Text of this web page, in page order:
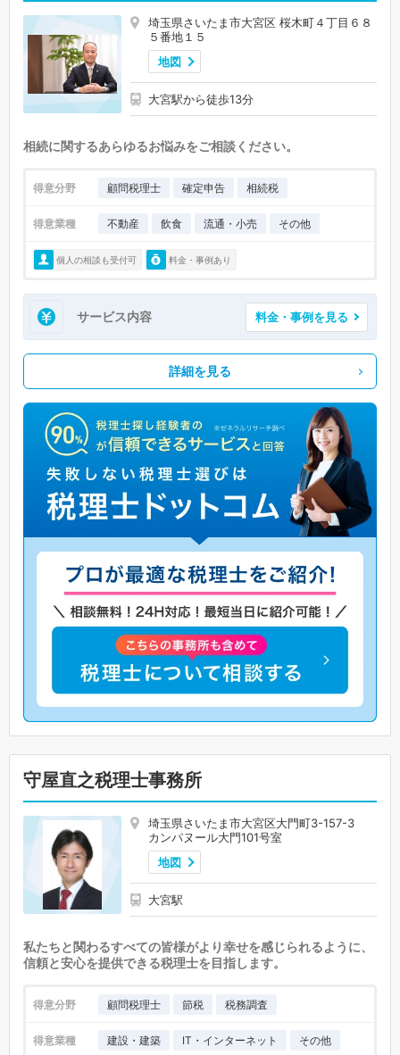
埼玉県さいたま市大宮区 桜木町４丁目６８
５番地１５
地図
大宮駅から徒歩13分
相続に関するあらゆるお悩みをご相談ください。
得意分野 顧問税理士 確定申告 相続税
得意業種 不動産 飲食 流通・小売 その他
個人の相談も受付可 料金・事例あり
サービス内容 料金・事例を見る
詳細を見る
守屋直之税理士事務所
埼玉県さいたま市大宮区大門町3-157-3
カンパヌール大門101号室
地図
大宮駅
私たちと関わるすべての皆様がより幸せを感じられるように、
信頼と安心を提供できる税理士を目指します。
得意分野 顧問税理士 節税 税務調査
得意業種 建設・建築 IT・インターネット その他